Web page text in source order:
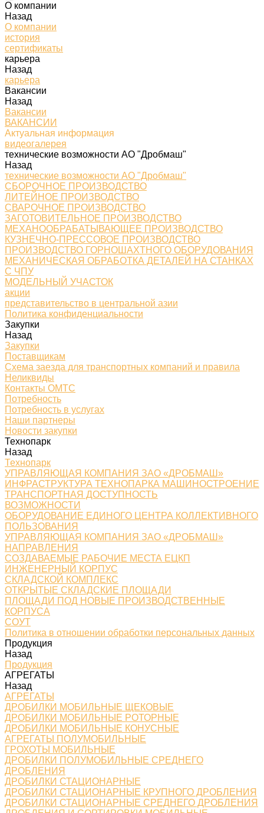
О компании
Назад
О компании
история
сертификаты
карьера
Назад
карьера
Вакансии
Назад
Вакансии
ВАКАНСИИ
Актуальная информация
видеогалерея
технические возможности АО "Дробмаш"
Назад
технические возможности АО "Дробмаш"
СБОРОЧНОЕ ПРОИЗВОДСТВО
ЛИТЕЙНОЕ ПРОИЗВОДСТВО
СВАРОЧНОЕ ПРОИЗВОДСТВО
ЗАГОТОВИТЕЛЬНОЕ ПРОИЗВОДСТВО
МЕХАНООБРАБАТЫВАЮЩЕЕ ПРОИЗВОДСТВО
КУЗНЕЧНО-ПРЕССОВОЕ ПРОИЗВОДСТВО
ПРОИЗВОДСТВО ГОРНОШАХТНОГО ОБОРУДОВАНИЯ
МЕХАНИЧЕСКАЯ ОБРАБОТКА ДЕТАЛЕЙ НА СТАНКАХ
С ЧПУ
МОДЕЛЬНЫЙ УЧАСТОК
акции
представительство в центральной азии
Политика конфиденциальности
Закупки
Назад
Закупки
Поставщикам
Схема заезда для транспортных компаний и правила
Неликвиды
Контакты ОМТС
Потребность
Потребность в услугах
Наши партнеры
Новости закупки
Технопарк
Назад
Технопарк
УПРАВЛЯЮЩАЯ КОМПАНИЯ ЗАО «ДРОБМАШ»
ИНФРАСТРУКТУРА ТЕХНОПАРКА МАШИНОСТРОЕНИЕ
ТРАНСПОРТНАЯ ДОСТУПНОСТЬ
ВОЗМОЖНОСТИ
ОБОРУДОВАНИЕ ЕДИНОГО ЦЕНТРА КОЛЛЕКТИВНОГО
ПОЛЬЗОВАНИЯ
УПРАВЛЯЮЩАЯ КОМПАНИЯ ЗАО «ДРОБМАШ»
НАПРАВЛЕНИЯ
СОЗДАВАЕМЫЕ РАБОЧИЕ МЕСТА ЕЦКП
ИНЖЕНЕРНЫЙ КОРПУС
СКЛАДСКОЙ КОМПЛЕКС
ОТКРЫТЫЕ СКЛАДСКИЕ ПЛОЩАДИ
ПЛОЩАДИ ПОД НОВЫЕ ПРОИЗВОДСТВЕННЫЕ
КОРПУСА
СОУТ
Политика в отношении обработки персональных данных
Продукция
Назад
Продукция
АГРЕГАТЫ
Назад
АГРЕГАТЫ
ДРОБИЛКИ МОБИЛЬНЫЕ ЩЕКОВЫЕ
ДРОБИЛКИ МОБИЛЬНЫЕ РОТОРНЫЕ
ДРОБИЛКИ МОБИЛЬНЫЕ КОНУСНЫЕ
АГРЕГАТЫ ПОЛУМОБИЛЬНЫЕ
ГРОХОТЫ МОБИЛЬНЫЕ
ДРОБИЛКИ ПОЛУМОБИЛЬНЫЕ СРЕДНЕГО
ДРОБЛЕНИЯ
ДРОБИЛКИ СТАЦИОНАРНЫЕ
ДРОБИЛКИ СТАЦИОНАРНЫЕ КРУПНОГО ДРОБЛЕНИЯ
ДРОБИЛКИ СТАЦИОНАРНЫЕ СРЕДНЕГО ДРОБЛЕНИЯ